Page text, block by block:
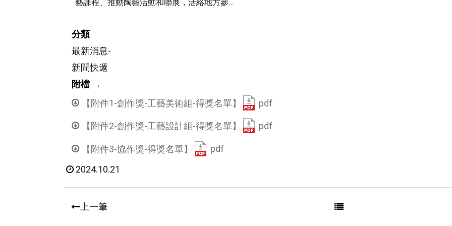
藝課程、推動陶藝活動和聯展，活絡地方參與
分類
最新消息-
新聞快遞
附檔 →
【附件1-創作獎-工藝美術組-得獎名單】
pdf
【附件2-創作獎-工藝設計組-得獎名單】 pdf
【附件3-協作獎-得獎名單】
pdf
2024.10.21
上一筆